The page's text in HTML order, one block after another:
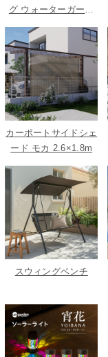
グ ウォーターガード
カーポートサイドシェ
ード モカ 2.6×1.8m
スウィングベンチ